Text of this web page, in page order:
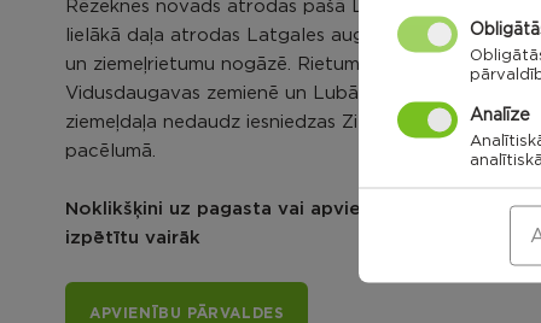
Rēzeknes novads atrodas pašā Latgales vidū. Tā
lielākā daļa atrodas Latgales augstienē, tās ziemeļu
un ziemeļrietumu nogāzē. Rietumdaļa –
Vidusdaugavas zemienē un Lubāna līdzenumā, bet
ziemeļdaļa nedaudz iesniedzas Ziemeļlatgales
pacēlumā.
Noklikšķini uz pagasta vai apvienības kartes, lai
izpētītu vairāk
APVIENĪBU PĀRVALDES
Analīze